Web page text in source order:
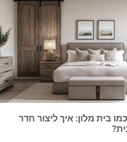
בית מלון: איך ליצור חדר